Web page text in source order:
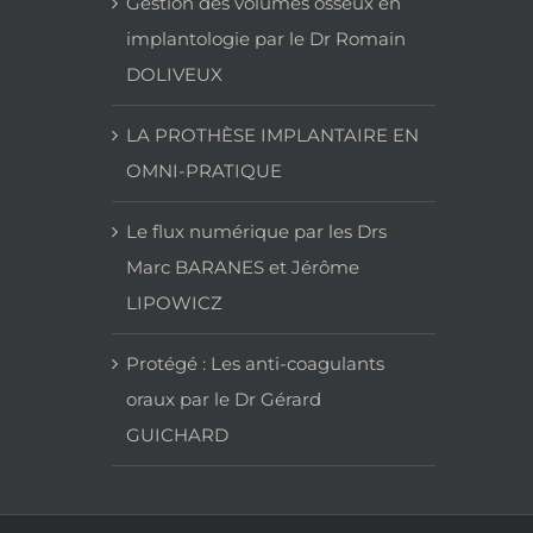
implantologie par le Dr Romain
DOLIVEUX
LA PROTHÈSE IMPLANTAIRE EN
OMNI-PRATIQUE
Le flux numérique par les Drs
Marc BARANES et Jérôme
LIPOWICZ
Protégé : Les anti-coagulants
oraux par le Dr Gérard
GUICHARD